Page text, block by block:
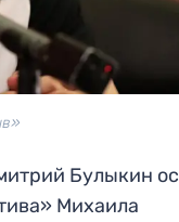
Булыкин
Михаила